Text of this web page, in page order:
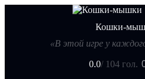
Кошки-
«В этой игре у
0.0/ 104 гол.